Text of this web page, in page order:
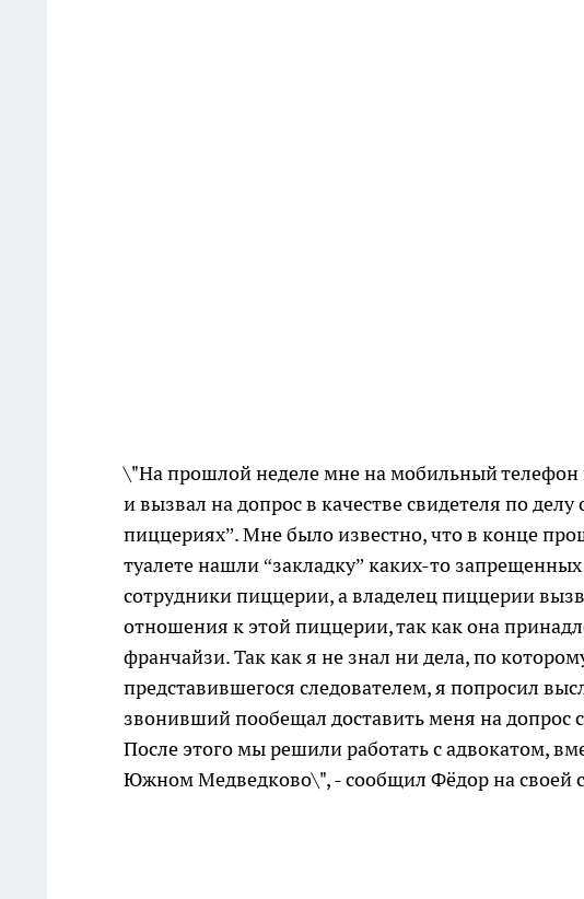
\"На прошлой неделе мне на мобильный
и вызвал на допрос в качестве свидетеля по
пиццериях”. Мне было известно, что в конце
туалете нашли “закладку” каких-то
сотрудники пиццерии, а владелец пиццерии
отношения к этой пиццерии, так как она
франчайзи. Так как я не знал ни дела, по
представившегося следователем, я попросил
звонивший пообещал доставить меня на
После этого мы решили работать с адвокатом,
Южном Медведково\", - сообщил Фёдор на своей